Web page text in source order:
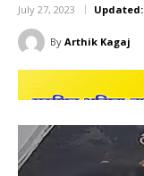
July 27, 2023 Updated:
By Arthik Kagaj